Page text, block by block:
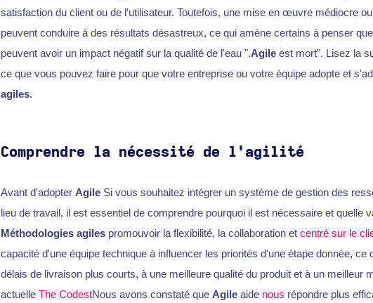
satisfaction du client ou de l'utilisateur. Toutefois, une mise en œuvre médiocre
peuvent conduire à des résultats désastreux, ce qui amène certains à penser
peuvent avoir un impact négatif sur la qualité de l'eau ".Agileest mort". Lisez la
ce que vous pouvez faire pour que votre entreprise ou votre équipe adopte et
agiles.
Comprendre la nécessité de l'agilité
Avant d'adopter AgileSi vous souhaitez intégrer un système de gestion des
lieu de travail, il est essentiel de comprendre pourquoi il est nécessaire et quelle
Méthodologies agilespromouvoir la flexibilité, la collaboration et centré sur le
capacité d'une équipe technique à influencer les priorités d'une étape donnée, ce
délais de livraison plus courts, à une meilleure qualité du produit et à un meilleur
actuelle The CodestNous avons constaté que Agileaide nous répondre plus